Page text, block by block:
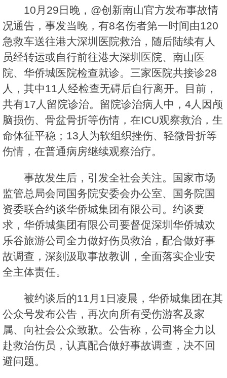
10月29日晚，@创新南山官方发布事故情
况通告，事发当晚，有8名伤者第一时间由120
急救车送往港大深圳医院救治，随后陆续有人
员经转运或自行前往港大深圳医院、南山医
院、华侨城医院检查就诊。三家医院共接诊28
人，其中11人经检查无碍后自行离开。目前，
共有17人留院诊治。留院诊治病人中，4人因颅
脑损伤、骨盆骨折等伤情，在ICU观察救治，生
命体征平稳；13人为软组织挫伤、轻微骨折等
伤情，在普通病房继续观察治疗。
事故发生后，引发全社会关注。国家市场
监管总局会同国务院安委会办公室、国务院国
资委联合约谈华侨城集团有限公司。约谈要
求，华侨城集团有限公司要督促深圳华侨城欢
乐谷旅游公司全力做好伤员救治，配合做好事
故调查，深刻汲取事故教训，全面落实企业安
全主体责任。
被约谈后的11月1日凌晨，华侨城集团在其
公众号发布公告，再次向所有受伤游客及家
属、向社会公众致歉。公告称，公司将全力以
赴救治伤员，认真配合做好事故调查，决不回
避问题。